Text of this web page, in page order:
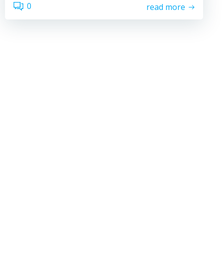
0 read more